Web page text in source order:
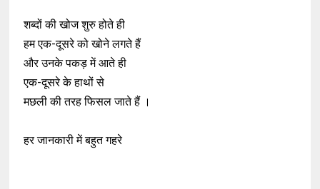
शब्दों की खोज शुरु होते ही
हम एक-दूसरे को खोने लगते हैं
और उनके पकड़ में आते ही
एक-दूसरे के हाथों से
मछली की तरह फिसल जाते हैं ।
हर जानकारी में बहुत गहरे